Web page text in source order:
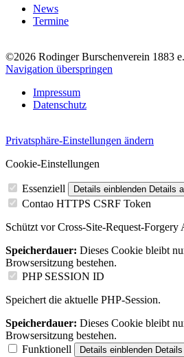
News
Termine
©2026 Rodinger Burschenverein 1883
Navigation überspringen
Impressum
Datenschutz
Privatsphäre-Einstellungen ändern
Cookie-Einstellungen
Essenziell Details einblenden Details
Contao HTTPS CSRF Token
Schützt vor Cross-Site-Request-Forgery
Speicherdauer: Dieses Cookie bleibt
Browsersitzung bestehen.
PHP SESSION ID
Speichert die aktuelle PHP-Session.
Speicherdauer: Dieses Cookie bleibt
Browsersitzung bestehen.
Funktionell
Details einblenden